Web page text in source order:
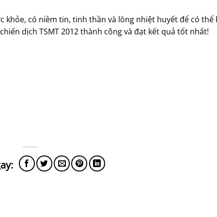
khỏe, có niềm tin, tinh thần và lòng nhiệt huyết để có thể
dịch TSMT 2012 thành công và đạt kết quả tốt nhất!